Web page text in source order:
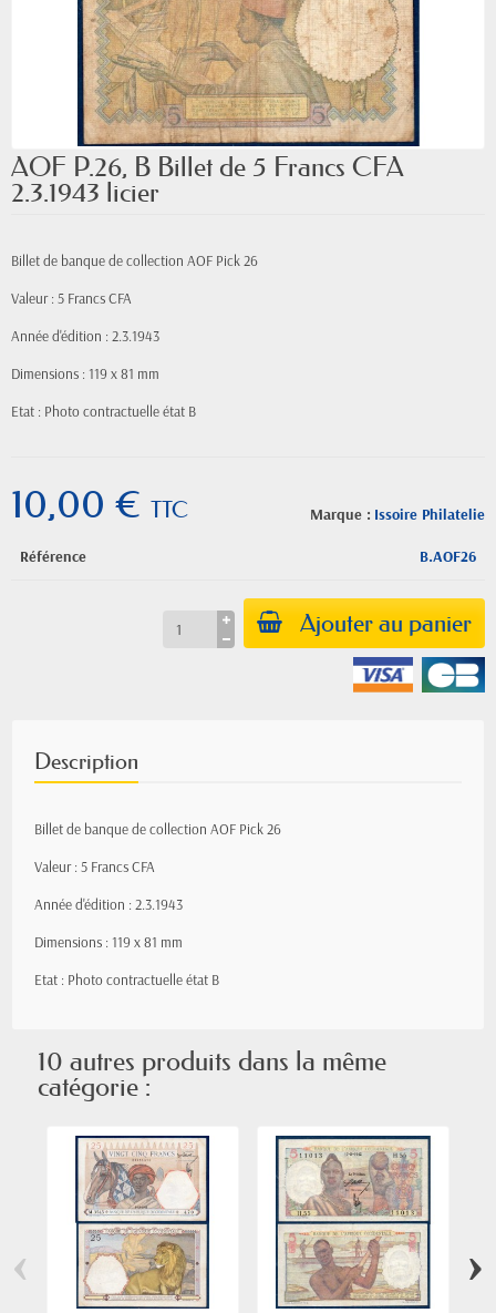
AOF P.26, B Billet de 5 Francs CFA
2.3.1943 licier
Billet de banque de collection AOF Pick 26
Valeur : 5 Francs CFA
Année d'édition : 2.3.1943
Dimensions : 119 x 81 mm
Etat : Photo contractuelle état B
Marque : Issoire Philatelie
10,00 € TTC
Référence B.AOF26
Ajouter au panier
Description
Billet de banque de collection AOF Pick 26
Valeur : 5 Francs CFA
Année d'édition : 2.3.1943
Dimensions : 119 x 81 mm
Etat : Photo contractuelle état B
10 autres produits dans la même
catégorie :
‹ ›